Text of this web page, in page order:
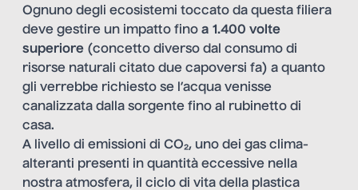
Ognuno degli ecosistemi toccato da questa filiera
deve gestire un impatto fino a 1.400 volte
superiore (concetto diverso dal consumo di
risorse naturali citato due capoversi fa) a quanto
gli verrebbe richiesto se l’acqua venisse
canalizzata dalla sorgente fino al rubinetto di
casa.
A livello di emissioni di CO₂, uno dei gas clima-
alteranti presenti in quantità eccessive nella
nostra atmosfera, il ciclo di vita della plastica